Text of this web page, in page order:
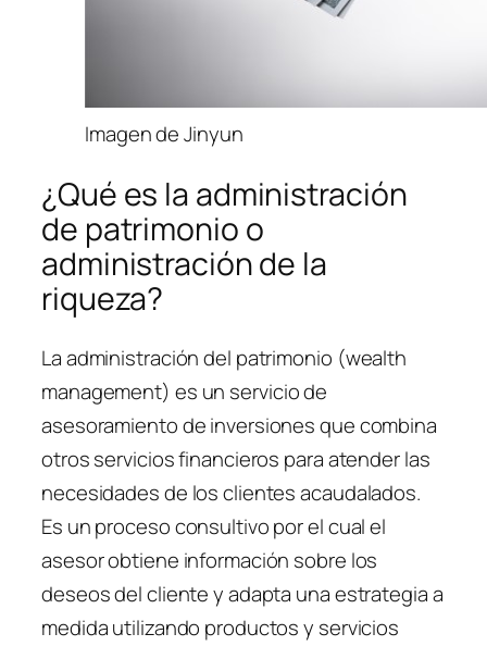
Imagen de Jinyun
¿Qué es la administración
de patrimonio o
administración de la
riqueza?
La administración del patrimonio (wealth
management) es un servicio de
asesoramiento de inversiones que combina
otros servicios financieros para atender las
necesidades de los clientes acaudalados.
Es un proceso consultivo por el cual el
asesor obtiene información sobre los
deseos del cliente y adapta una estrategia a
medida utilizando productos y servicios